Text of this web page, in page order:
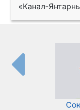
«Канал-